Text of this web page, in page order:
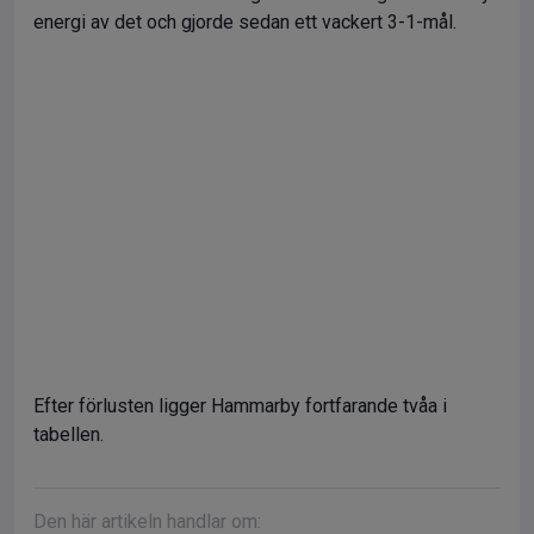
energi av det och gjorde sedan ett vackert 3-1-mål.
Efter förlusten ligger Hammarby fortfarande tvåa i
tabellen.
Den här artikeln handlar om: